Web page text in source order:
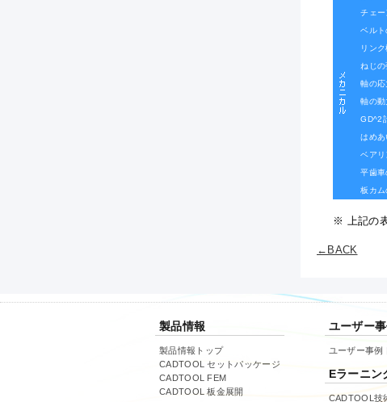
チェー
ベルト
リンク
ねじの
軸の応
軸の動
GD^2
はめあ
ベアリ
平歯車
板カム
※ 上記の
←BACK
製品情報
製品情報トップ
CADTOOL セットパッケージ
CADTOOL FEM
CADTOOL 板金展開
ユーザー事
ユーザー事例
Eラーニン
CADTOOL技